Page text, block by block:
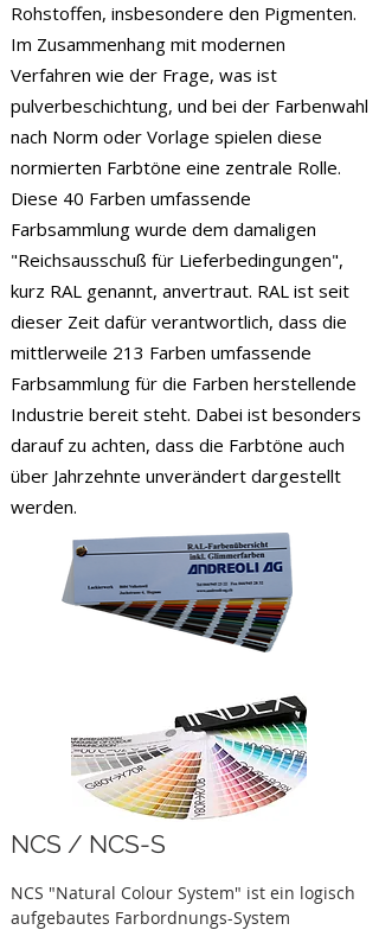
Rohstoffen, insbesondere den Pigmenten.
Im Zusammenhang mit modernen
Verfahren wie der Frage, was ist
pulverbeschichtung, und bei der Farbenwahl
nach Norm oder Vorlage spielen diese
normierten Farbtöne eine zentrale Rolle.
Diese 40 Farben umfassende
Farbsammlung wurde dem damaligen
"Reichsausschuß für Lieferbedingungen",
kurz RAL genannt, anvertraut. RAL ist seit
dieser Zeit dafür verantwortlich, dass die
mittlerweile 213 Farben umfassende
Farbsammlung für die Farben herstellende
Industrie bereit steht. Dabei ist besonders
darauf zu achten, dass die Farbtöne auch
über Jahrzehnte unverändert dargestellt
werden.
NCS / NCS-S
NCS "Natural Colour System" ist ein logisch
aufgebautes Farbordnungs-System